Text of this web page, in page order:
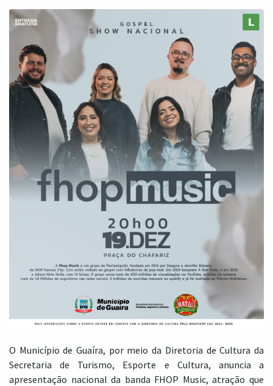
O Município de Guaíra, por meio da Diretoria de Cultura da
Secretaria de Turismo, Esporte e Cultura, anuncia a
apresentação nacional da banda FHOP Music, atração que